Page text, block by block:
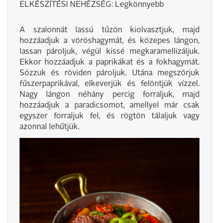
ELKÉSZÍTÉSI NEHÉZSÉG: Legkönnyebb
A szalonnát lassú tűzön kiolvasztjuk, majd
hozzáadjuk a vöröshagymát, és közepes lángon,
lassan pároljuk, végül kissé megkaramellizáljuk.
Ekkor hozzáadjuk a paprikákat és a fokhagymát.
Sózzuk és röviden pároljuk. Utána megszórjuk
fűszerpaprikával, elkeverjük és felöntjük vízzel.
Nagy lángon néhány percig forraljuk, majd
hozzáadjuk a paradicsomot, amellyel már csak
egyszer forraljuk fel, és rögtön tálaljuk vagy
azonnal lehűtjük.